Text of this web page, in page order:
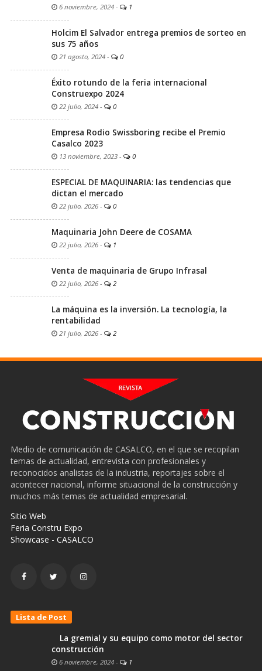
6 noviembre, 2024 - 1
Holcim El Salvador entrega premios de sorteo en
sus 75 años
21 agosto, 2024 - 0
Éxito rotundo de la feria internacional
Construexpo 2024
22 julio, 2024 - 0
Empresa Rodio Swissboring recibe el Premio
Casalco 2023
13 noviembre, 2023 - 0
ESPECIAL DE MAQUINARIA: las tendencias que
dictan el mercado
22 julio, 2026 - 0
Maquinaria John Deere de COSAMA
22 julio, 2026 - 1
Venta de maquinaria de Grupo Infrasal
22 julio, 2026 - 2
La máquina es la inversión. La tecnología, la
rentabilidad
21 julio, 2026 - 2
Medio de comunicación de CASALCO, en el que se recopilan
temas de actualidad, entrevista con profesionales y
reconocidos analistas de la industria, reportajes sobre el
acontecer nacional, informe situacional de la construcción y
muchos más temas de actualidad empresarial.
Sitio Web
Feria Constru Expo
Showcase - CASALCO
Lista de Post
La gremial y su equipo como motor del sector
construcción
6 noviembre, 2024 - 1